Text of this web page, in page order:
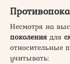
Несмотря на
поколения для
относительные
учитывать: